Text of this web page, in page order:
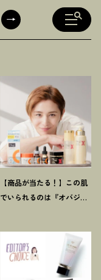
DAILY
【商品が当たる ！ 】この肌
でいられるのは『オバジ』